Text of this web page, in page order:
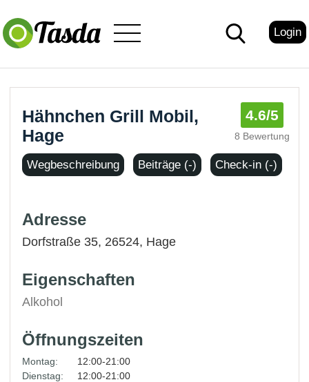
Login
Hähnchen Grill Mobil,
Hage
4.6/5
8 Bewertung
Wegbeschreibung Beiträge (-) Check-in (-)
Adresse
Dorfstraße 35, 26524, Hage
Eigenschaften
Alkohol
Öffnungszeiten
Montag:
12:00-21:00
Dienstag:
12:00-21:00